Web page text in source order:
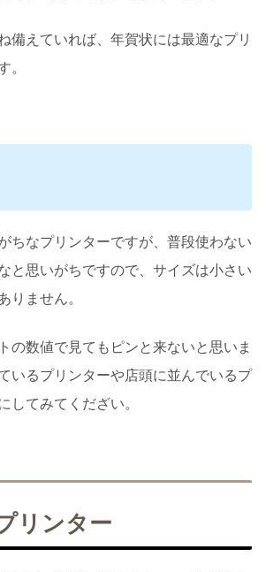
備えていれば、年賀状には最適なプリ
。
ちなプリンターですが、普段使わない
と思いがちですので、サイズは小さい
りません。
の数値で見てもピンと来ないと思いま
いるプリンターや店頭に並んでいるプ
してみてくだざい。
リンター